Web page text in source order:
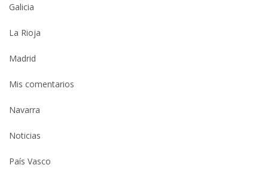
Galicia
La Rioja
Madrid
Mis comentarios
Navarra
Noticias
País Vasco